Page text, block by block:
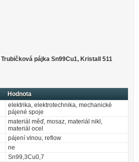
Trubičková pájka Sn99Cu1, Kristall 511
Hodnota
elektrika, elektrotechnika, mechanické
pájené spoje
materiál měď, mosaz, materiál nikl,
materiál ocel
pájení vlnou, reflow
ne
Sn99,3Cu0,7